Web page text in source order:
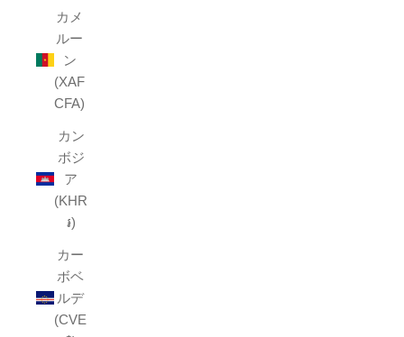
カメ
ルー
ン
(XAF
CFA)
カン
ボジ
ア
(KHR
៛)
カー
ボベ
ルデ
(CVE